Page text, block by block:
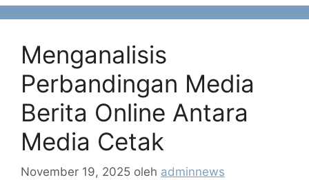
Menganalisis
Perbandingan Media
Berita Online Antara
Media Cetak
November 19, 2025 oleh adminnews